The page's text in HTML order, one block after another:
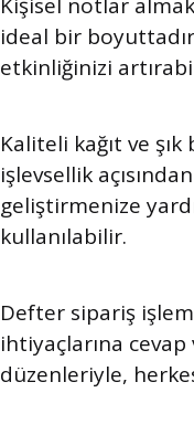
ideal bir
etkinliğinizi
Kaliteli kağıt ve
işlevsellik
geliştirmenize
kullanılabilir.
Defter sipariş
ihtiyaçlarına
düzenleriyle,